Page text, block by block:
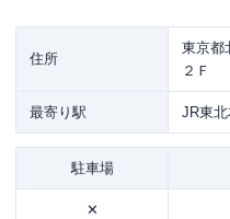
住所
東京都
２Ｆ
最寄り駅 JR東
駐車場
✕